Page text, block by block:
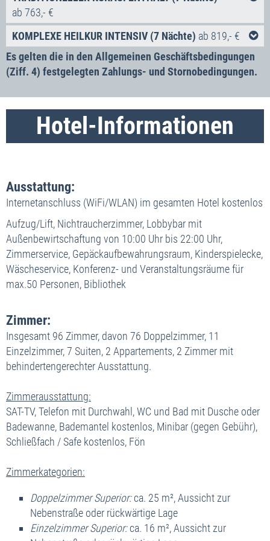
22.11. bis 20.12.2026
Doppelzimmer Superior
662,- €
Doppelzimmer Superior Plus
710,- €
Einzelzimmer Superior
744,- €
Einzelzimmer Superior Plus
792,- €
ab 763,- €
Inklusivleistungen:
7x Übernachtung in der gebuchten Zimmerkategorie
7x Halbpension
mit Abschlussbericht
Labor-Basisuntersuchung
21 Kuranwendungen pro Person und Woche gem.
ärztlicher Verschreibung
24-Stunden ärztlicher Bereitschaftsdienst
Reisepreissicherungsschein
kostenlose Bonusleistungen:
Nutzung des Schwimmbads mitWhirlpool,sowie
der beiden Saunenund des Sanariums
Nutzungder Fitnessecke
gesamten Hotel
Musikabende und Kulturprogramm gem.
Hotelausschreibung
Spaziergang durch Marienbad mit einem
Hotelausschreibung
BUCHUNGSKALENDER
August 2026
03
04 05 06 07 08
10
11 12 13 14 15
KOMPLEXE HEILKUR INTENSIV (7 Nächte) ab 819,- €
Inklusivleistungen:
7x Übernachtung in der gebuchten Zimmerkategorie
7x Halbpension
fachärztliche Anfangs- und Abschlussuntersuchung
mit Abschlussbericht
Labor-Basisuntersuchung
medizinische Trinkkur
24-Stunden Krankenschwesternbereitschaft
Reisepreissicherungsschein
kostenlose Bonusleistungen:
Nutzung des Schwimmbads mit
Nutzung der Internetecke und von WiFi-Internet im
gesamten Hotel
Musikabende und Kulturprogramm gem.
Hotelausschreibung
Fremdenführer
Hotelausschreibung
BUCHUNGSKALENDER
27
28 29 30 31
03
04 05 06 07 08
Es gelten die in den Allgemeinen Geschäftsbedingungen
(Ziff. 4) festgelegten Zahlungs- und Stornobedingungen.
Hotel-Informationen
Ausstattung:
Internetanschluss (WiFi/WLAN) im gesamten Hotel kostenlos
Aufzug/Lift, Nichtraucherzimmer, Lobbybar mit
Außenbewirtschaftung von 10:00 Uhr bis 22:00 Uhr,
Zimmerservice, Gepäckaufbewahrungsraum, Kinderspielecke,
Wäscheservice, Konferenz- und Veranstaltungsräume für
max.50 Personen, Bibliothek
Zimmer:
Insgesamt 96 Zimmer, davon 76 Doppelzimmer, 11
Einzelzimmer, 7 Suiten, 2 Appartements, 2 Zimmer mit
behindertengerechter Ausstattung.
Zimmerausstattung:
SAT-TV, Telefon mit Durchwahl, WC und Bad mit Dusche oder
Badewanne, Bademantel kostenlos, Minibar (gegen Gebühr),
Schließfach / Safe kostenlos, Fön
Zimmerkategorien:
Doppelzimmer Superior:ca. 25 m², Aussicht zur
Nebenstraße oder rückwärtige Lage
Einzelzimmer Superior:ca. 16 m², Aussicht zur